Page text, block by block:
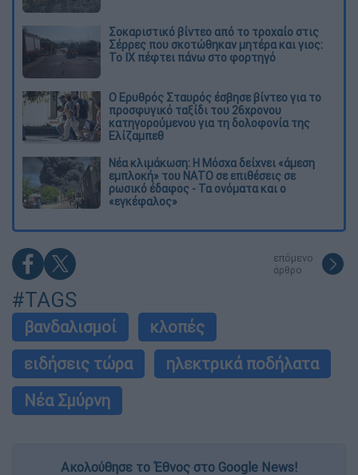
Σοκαριστικό βίντεο από το τροχαίο στις
Σέρρες που σκοτώθηκαν μητέρα και γιος:
Το ΙΧ πέφτει πάνω στο φορτηγό
Ο Ερυθρός Σταυρός έσβησε βίντεο για το
προσφυγικό ταξίδι του 26χρονου
κατηγορούμενου για τη δολοφονία της
Ελίζαμπεθ
Νέα κλιμάκωση: Η Μόσχα δείχνει «άμεση
εμπλοκή» του ΝΑΤΟ σε επιθέσεις σε
ρωσικό έδαφος - Τα ονόματα και ο
«εγκέφαλος»
επόμενο
άρθρο
#TAGS
βανδαλισμοί
κλοπές
ειδήσεις τώρα
ηλεκτρικά ποδήλατα
Νέα Σμύρνη
Ακολούθησε το Έθνος στο Google News!